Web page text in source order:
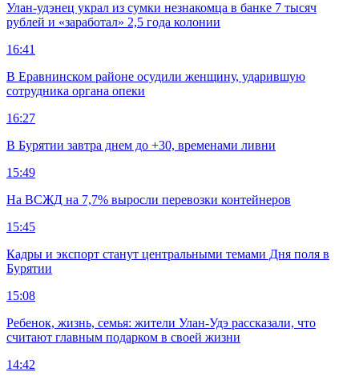
Улан-удэнец украл из сумки незнакомца в банке 7 тысяч
рублей и «заработал» 2,5 года колонии
16:41
В Еравнинском районе осудили женщину, ударившую
сотрудника органа опеки
16:27
В Бурятии завтра днем до +30, временами ливни
15:49
На ВСЖД на 7,7% выросли перевозки контейнеров
15:45
Кадры и экспорт станут центральными темами Дня поля в
Бурятии
15:08
Ребенок, жизнь, семья: жители Улан-Удэ рассказали, что
считают главным подарком в своей жизни
14:42